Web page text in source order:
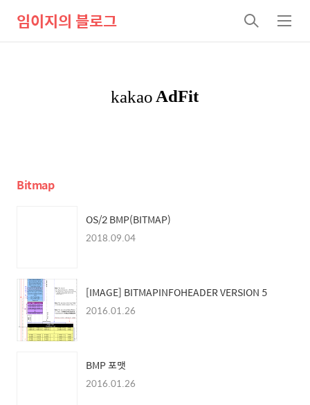
임이지의 블로그
검
색
메
뉴
Bitmap
OS/2 BMP(BITMAP)
2018.09.04
[IMAGE] BITMAPINFOHEADER VERSION 5
2016.01.26
BMP 포맷
2016.01.26